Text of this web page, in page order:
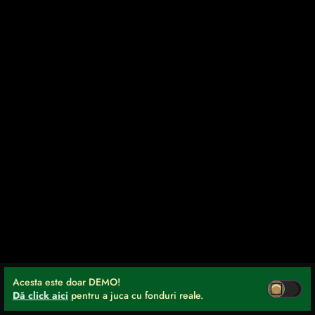
Acesta este doar DEMO!
Dă click aici pentru a juca cu fonduri reale.